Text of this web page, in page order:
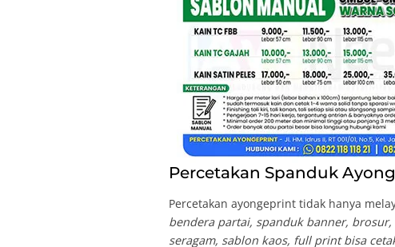
Percetakan Spanduk
Percetakan ayongeprint tidak hanya
bendera partai, spanduk banner,
seragam, sablon kaos, full print bisa